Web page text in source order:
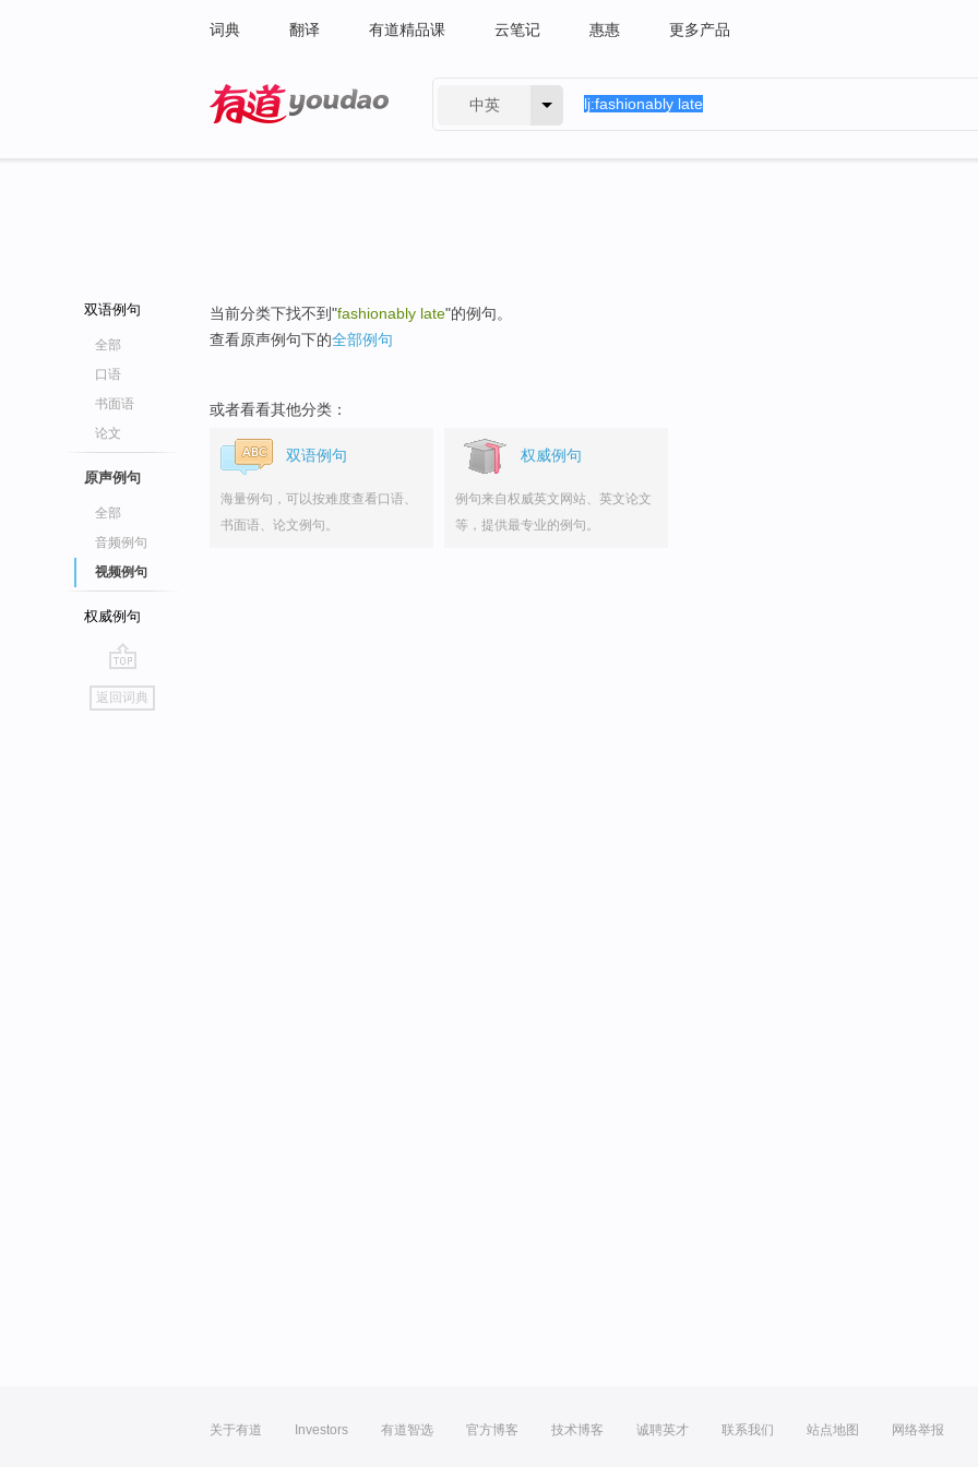
词典 翻译 有道精品课 云笔记 惠惠 更多产品
中英
双语例句
全部
口语
书面语
论文
原声例句
全部
音频例句
视频例句
权威例句
go
top
返回词典
当前分类下找不到"fashionably late"的例句。
查看原声例句下的全部例句
或者看看其他分类：
双语例句
海量例句，可以按难度查看口语、
书面语、论文例句。
权威例句
例句来自权威英文网站、英文论文
等，提供最专业的例句。
关于有道 Investors 有道智选 官方博客 技术博客 诚聘英才 联系我们 站点地图 网络举报